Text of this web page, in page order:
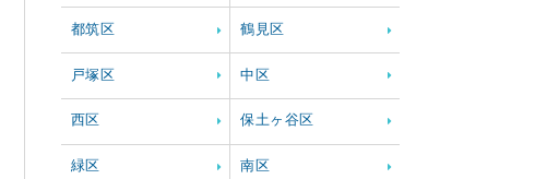
都筑区 鶴見区
戸塚区 中区
西区 保土ヶ谷区
緑区 南区